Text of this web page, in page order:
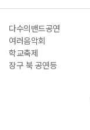
다수의밴드공연
여러음악회
학교축제
장구 북 공연등